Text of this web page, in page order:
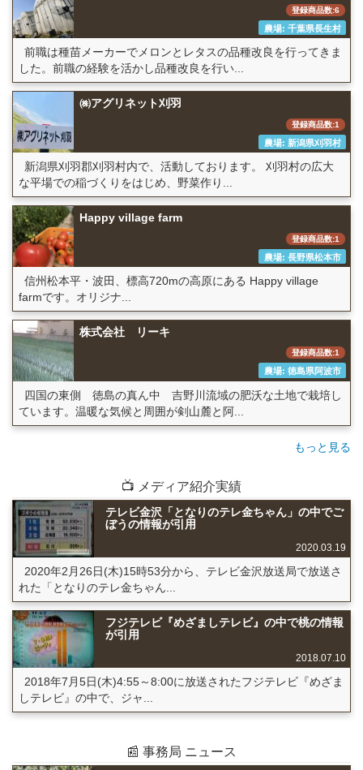
登録商品数:6
農場: 千葉県長生村
前職は種苗メーカーでメロンとレタスの品種改良を行ってきま
した。前職の経験を活かし品種改良を行い...
㈱アグリネット刈羽
登録商品数:1
農場: 新潟県刈羽村
新潟県刈羽郡刈羽村内で、活動しております。 刈羽村の広大
な平場での稲づくりをはじめ、野菜作り...
Happy village farm
登録商品数:1
農場: 長野県松本市
信州松本平・波田、標高720mの高原にある Happy village
farmです。オリジナ...
株式会社 リーキ
登録商品数:1
農場: 徳島県阿波市
四国の東側 徳島の真ん中 吉野川流域の肥沃な土地で栽培し
ています。温暖な気候と周囲が剣山麓と阿...
もっと見る
📺 メディア紹介実績
テレビ金沢「となりのテレ金ちゃん」の中でご
ぼうの情報が引用
2020.03.19
2020年2月26日(木)15時53分から、テレビ金沢放送局で放送さ
れた「となりのテレ金ちゃん...
フジテレビ『めざましテレビ』の中で桃の情報
が引用
2018.07.10
2018年7月5日(木)4:55～8:00に放送されたフジテレビ『めざま
しテレビ』の中で、ジャ...
📰 事務局 ニュース